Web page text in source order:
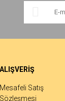
ALIŞVERİŞ
Mesafeli Satış
Sözleşmesi